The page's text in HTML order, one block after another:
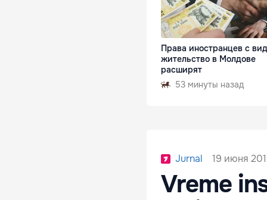
Права иностранцев с
жительство в Молдове
расширят
53 минуты назад
Jurnal 19 июня
Vreme